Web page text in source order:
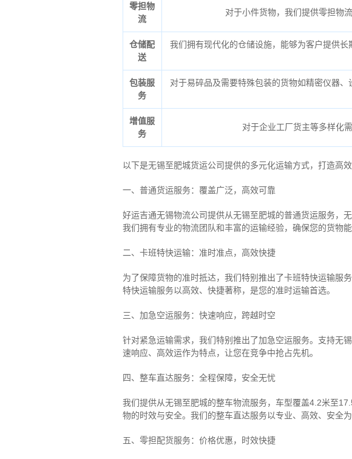
零担物
流
对于小件货物，我们提供零担物
仓储配
送
我们拥有现代化的仓储设施，能够为客户提供
包装服
务
对于易碎品及需要特殊包装的货物如精密仪器
增值服
务
对于企业工厂货主等多样化
以下是无锡至肥城货运公司提供的多元化运输方式，打造高
一、普通货运服务：覆盖广泛，高效可靠
好运吉通无锡物流公司提供从无锡至肥城的普通货运服务，
我们拥有专业的物流团队和丰富的运输经验，确保您的货物
二、卡班特快运输：准时准点，高效快捷
为了保障货物的准时抵达，我们特别推出了卡班特快运输服
特快运输服务以高效、快捷著称，是您的准时运输首选。
三、加急空运服务：快速响应，跨越时空
针对紧急运输需求，我们特别推出了加急空运服务。支持无
速响应、高效运作为特点，让您在竞争中抢占先机。
四、整车直达服务：全程保障，安全无忧
我们提供从无锡至肥城的整车物流服务，车型覆盖4.2米至
物的时效与安全。我们的整车直达服务以专业、高效、安全
五、零担配货服务：价格优惠，时效快捷